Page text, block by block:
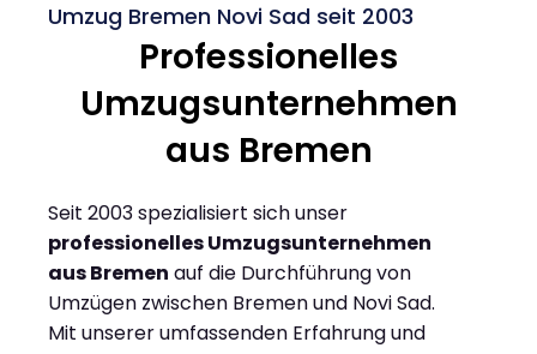
Umzug Bremen Novi Sad seit 2003
Professionelles
Umzugsunternehmen
aus Bremen
Seit 2003 spezialisiert sich unser
professionelles Umzugsunternehmen
aus Bremen auf die Durchführung von
Umzügen zwischen Bremen und Novi Sad.
Mit unserer umfassenden Erfahrung und